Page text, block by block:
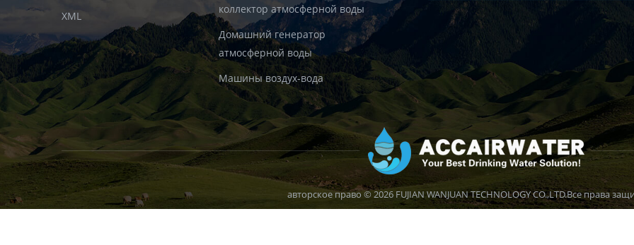
XML
коллектор атмосферной воды
Домашний генератор
атмосферной воды
Машины воздух-вода
авторское право © 2026 FUJIAN WANJUAN TECHNOLOGY CO.,LTD.Все права